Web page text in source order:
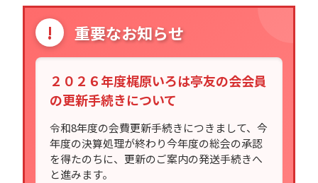
! 重要なお知らせ
２０２６年度梶原いろは亭友の会会員
の更新手続きについて
令和8年度の会費更新手続きにつきまして、今
年度の決算処理が終わり今年度の総会の承認
を得たのちに、更新のご案内の発送手続きへ
と進みます。